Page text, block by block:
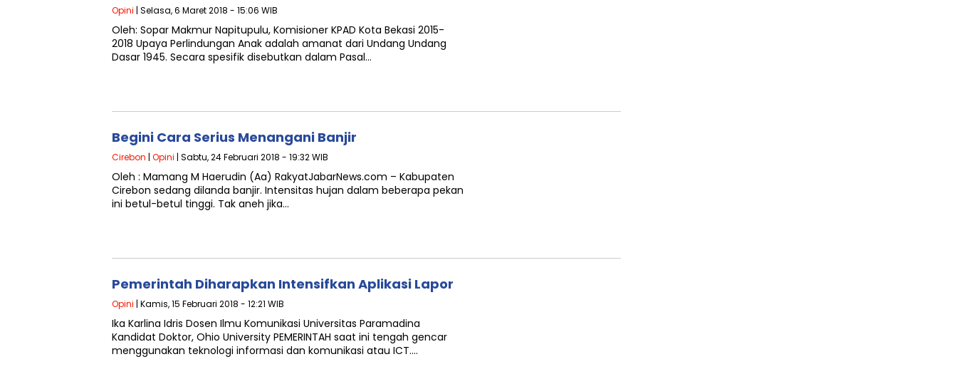
Opini | Selasa, 6 Maret 2018 - 15:06 WIB
Oleh: Sopar Makmur Napitupulu, Komisioner KPAD Kota Bekasi 2015-
2018 Upaya Perlindungan Anak adalah amanat dari Undang Undang
Dasar 1945. Secara spesifik disebutkan dalam Pasal…
Begini Cara Serius Menangani Banjir
Cirebon | Opini | Sabtu, 24 Februari 2018 - 19:32 WIB
Oleh : Mamang M Haerudin (Aa) RakyatJabarNews.com – Kabupaten
Cirebon sedang dilanda banjir. Intensitas hujan dalam beberapa pekan
ini betul-betul tinggi. Tak aneh jika…
Pemerintah Diharapkan Intensifkan Aplikasi Lapor
Opini | Kamis, 15 Februari 2018 - 12:21 WIB
Ika Karlina Idris Dosen Ilmu Komunikasi Universitas Paramadina
Kandidat Doktor, Ohio University PEMERINTAH saat ini tengah gencar
menggunakan teknologi informasi dan komunikasi atau ICT….